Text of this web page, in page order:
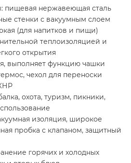
пищевая нержавеющая сталь
стенки с вакуумным слоем
(для напитков и пищи)
теплоизоляцией и
открытия
выполняет функцию чашки
чехол для переноски
охота, туризм, пикники,
изоляция, широкое
пробка с клапаном, защитный
горячих и холодных